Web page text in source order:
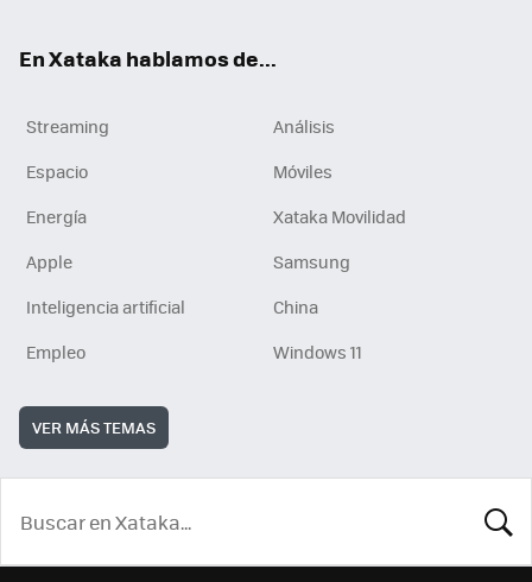
En Xataka hablamos de...
Streaming
Análisis
Espacio
Móviles
Energía
Xataka Movilidad
Apple
Samsung
Inteligencia artificial
China
Empleo
Windows 11
VER MÁS TEMAS